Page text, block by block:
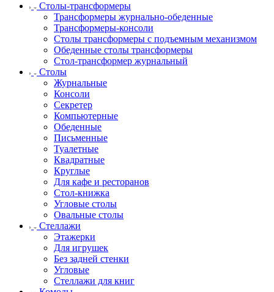
Столы-трансформеры
Трансформеры журнально-обеденные
Трансформеры-консоли
Столы трансформеры с подъемным механизмом
Обеденные столы трансформеры
Стол-трансформер журнальный
Столы
Журнальные
Консоли
Секретер
Компьютерные
Обеденные
Письменные
Туалетные
Квадратные
Круглые
Для кафе и ресторанов
Стол-книжка
Угловые столы
Овальные столы
Стеллажи
Этажерки
Для игрушек
Без задней стенки
Угловые
Стеллажи для книг